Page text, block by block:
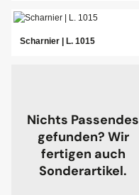
Scharnier | L. 1015
Nichts Passendes
gefunden? Wir
fertigen auch
Sonderartikel.